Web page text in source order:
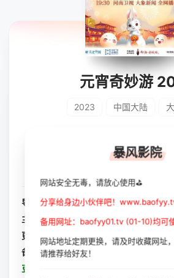
元宵奇妙游
2023 中国大陆
立即播放
导演： 未知
主演： 未知
更新： 2023-10-11
备注： 全1期
豆瓣：
暴风影院
网站安全无毒，请放心使用⛳
分享给身边小伙伴吧！
备用网址：baofyy01.tv (01-10)均可
网站地址定期更换，请及时收藏网址
请推荐给好友！